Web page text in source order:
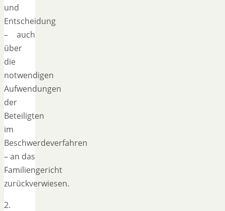
und
Entscheidung
– auch
über
die
notwendigen
Aufwendungen
der
Beteiligten
im
Beschwerdeverfahren
– an das
Familiengericht
zurückverwiesen.
2.